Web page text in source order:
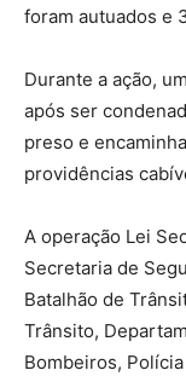
foram autuados e
Durante a ação,
após ser
preso e
providências
A operação Lei
Secretaria de
Batalhão de
Trânsito,
Bombeiros,